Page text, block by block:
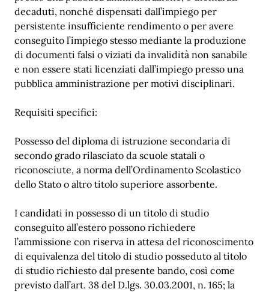
decaduti, nonché dispensati dall’impiego per
persistente insufficiente rendimento o per avere
conseguito l’impiego stesso mediante la produzione
di documenti falsi o viziati da invalidità non sanabile
e non essere stati licenziati dall’impiego presso una
pubblica amministrazione per motivi disciplinari.
Requisiti specifici:
Possesso del diploma di istruzione secondaria di
secondo grado rilasciato da scuole statali o
riconosciute, a norma dell’Ordinamento Scolastico
dello Stato o altro titolo superiore assorbente.
I candidati in possesso di un titolo di studio
conseguito all’estero possono richiedere
l’ammissione con riserva in attesa del riconoscimento
di equivalenza del titolo di studio posseduto al titolo
di studio richiesto dal presente bando, così come
previsto dall’art. 38 del D.lgs. 30.03.2001, n. 165; la